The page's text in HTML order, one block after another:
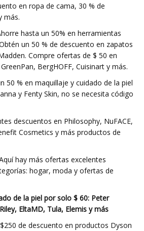
en ropa de cama, 30 % de
más.
hasta un 50% en herramientas
un 50 % de descuento en zapatos
Compre ofertas de $ 50 en
BergHOFF, Cuisinart y más.
50 % en maquillaje y cuidado de la piel
y Fenty Skin, no se necesita código
descuentos en Philosophy, NuFACE,
Cosmetics y más productos de
hay más ofertas excelentes
hogar, moda y ofertas de
de la piel por solo $ 60: Peter
EltaMD, Tula, Elemis y más
de descuento en productos Dyson